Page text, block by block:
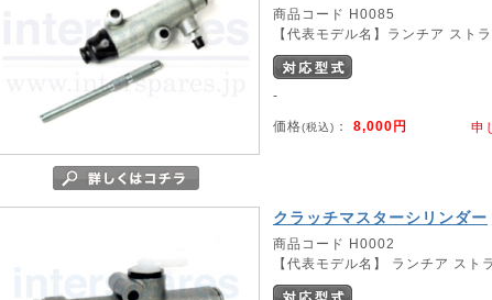
商品コード H0085
【代表モデル名】ランチア スト
-
価格(税込) ： 8,000円 申
クラッチマスターシリンダー
商品コード H0002
【代表モデル名】 ランチア スト